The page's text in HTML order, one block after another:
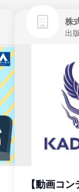
株
出
【動画コ